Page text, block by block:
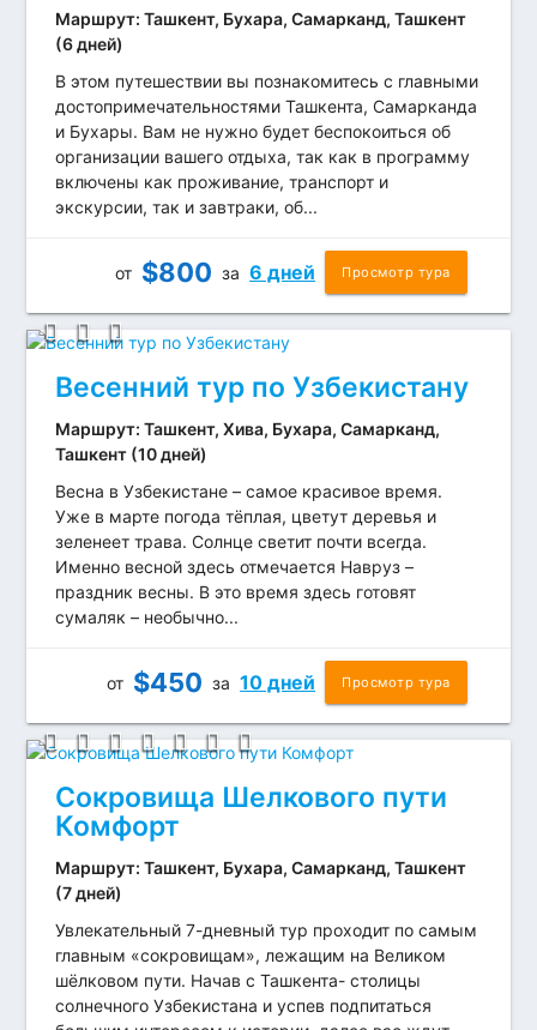
Маршрут: Ташкент, Бухара, Самарканд, Ташкент
(6 дней)
В этом путешествии вы познакомитесь с главными
достопримечательностями Ташкента, Самарканда
и Бухары. Вам не нужно будет беспокоиться об
организации вашего отдыха, так как в программу
включены как проживание, транспорт и
экскурсии, так и завтраки, об...
от $800 за 6 дней Просмотр тура
Весенний тур по Узбекистану
Маршрут: Ташкент, Хива, Бухара, Самарканд,
Ташкент (10 дней)
Весна в Узбекистане – самое красивое время.
Уже в марте погода тёплая, цветут деревья и
зеленеет трава. Солнце светит почти всегда.
Именно весной здесь отмечается Навруз –
праздник весны. В это время здесь готовят
сумаляк – необычно...
от $450 за 10 дней Просмотр тура
Сокровища Шелкового пути
Комфорт
Маршрут: Ташкент, Бухара, Самарканд, Ташкент
(7 дней)
Увлекательный 7-дневный тур проходит по самым
главным «сокровищам», лежащим на Великом
шёлковом пути. Начав с Ташкента- столицы
солнечного Узбекистана и успев подпитаться